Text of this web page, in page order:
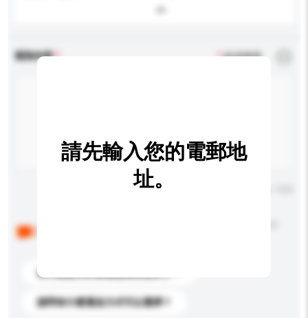
查詢內容 *必須填寫
你們能提供的最優惠價格是多少？
請問有什麼運送方式可以選擇？
請先輸入您的電郵地
址。